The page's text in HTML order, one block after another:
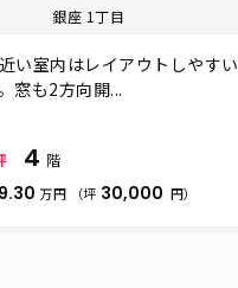
銀座 1丁目
い室内はレイアウトしやすい
窓も2方向開...
4 階
万円 （坪 30,000 円）